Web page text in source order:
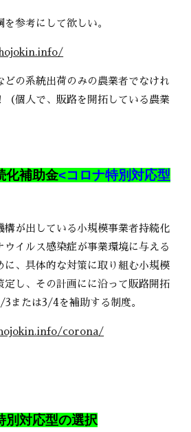
参考にして欲しい。
どの系統出荷のみの農業者でなけれ
（個人で、販路を開拓している農業
化補助金<コロナ特別対応型
が出している小規模事業者持続化
ウイルス感染症が事業環境に与える
に、具体的な対策に取り組む小規模
定し、その計画にに沿って販路開拓
または3/4を補助する制度。
corona/
別対応型の選択